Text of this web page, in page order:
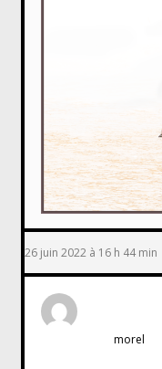
26 juin 2022 à 16 h 44 min
morel